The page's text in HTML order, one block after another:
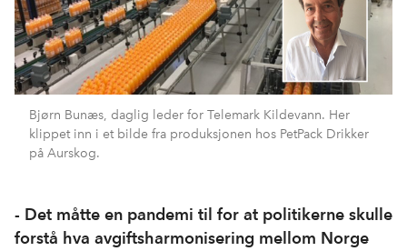
Bjørn Bunæs, daglig leder for Telemark Kildevann. Her
klippet inn i et bilde fra produksjonen hos PetPack Drikker
på Aurskog.
- Det måtte en pandemi til for at politikerne skulle
forstå hva avgiftsharmonisering mellom Norge